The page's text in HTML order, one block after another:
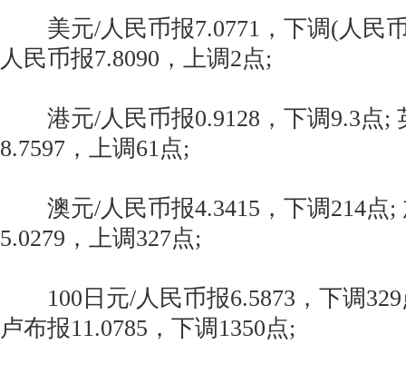
美元/人民币报7.0771，下调(人民
人民币报7.8090，上调2点;
港元/人民币报0.9128，下调9.3点;
8.7597，上调61点;
澳元/人民币报4.3415，下调214点;
5.0279，上调327点;
100日元/人民币报6.5873，下调329
卢布报11.0785，下调1350点;